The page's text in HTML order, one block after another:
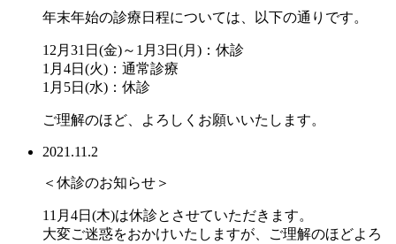
年末年始の診療日程については、以下の通りです。
12月31日(金)～1月3日(月)：休診
1月4日(火)：通常診療
1月5日(水)：休診
ご理解のほど、よろしくお願いいたします。
2021.11.2
＜休診のお知らせ＞
11月4日(木)は休診とさせていただきます。
大変ご迷惑をおかけいたしますが、ご理解のほどよろ